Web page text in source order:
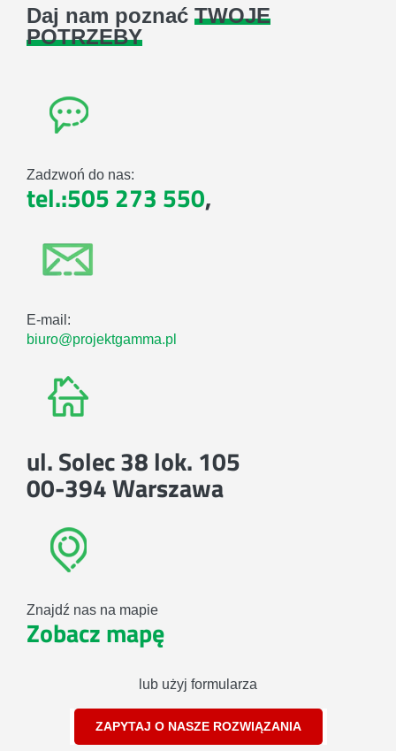
Daj nam poznać TWOJE
POTRZEBY
Zadzwoń do nas:
tel.:505 273 550,
E-mail:
biuro@projektgamma.pl
ul. Solec 38 lok. 105
00-394 Warszawa
Znajdź nas na mapie
Zobacz mapę
lub użyj formularza
ZAPYTAJ O NASZE ROZWIĄZANIA